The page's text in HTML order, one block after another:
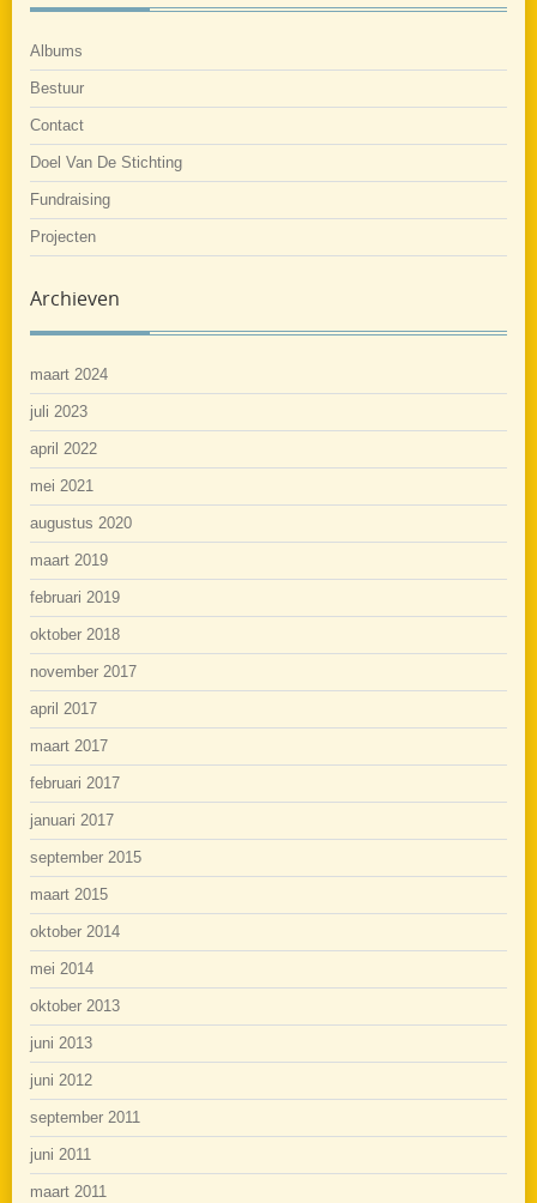
Albums
Bestuur
Contact
Doel Van De Stichting
Fundraising
Projecten
Archieven
maart 2024
juli 2023
april 2022
mei 2021
augustus 2020
maart 2019
februari 2019
oktober 2018
november 2017
april 2017
maart 2017
februari 2017
januari 2017
september 2015
maart 2015
oktober 2014
mei 2014
oktober 2013
juni 2013
juni 2012
september 2011
juni 2011
maart 2011